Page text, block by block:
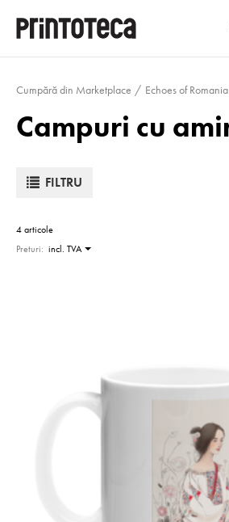
Cumpără din Marketplace Echoes of Romania
Campuri cu
FILTRU
4 articole
Preturi: incl. TVA